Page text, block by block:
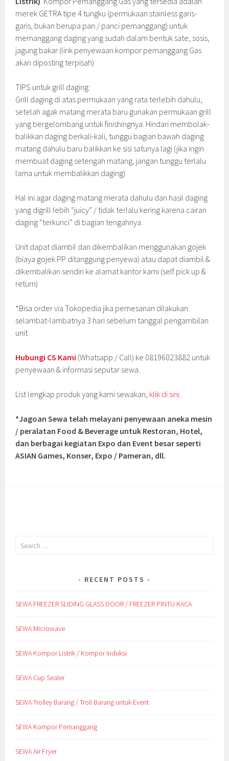
merek GETRA tipe 4 tungku (permukaan stainless garis-
garis, bukan berupa pan / panci pemanggang) untuk
memanggang daging yang sudah dalam bentuk sate, sosis,
jagung bakar (link penyewaan kompor pemanggang Gas
akan diposting terpisah)
TIPS untuk grill daging:
Grill daging di atas permukaan yang rata terlebih dahulu,
setelah agak matang merata baru gunakan permukaan grill
yang bergelombang untuk finishingnya. Hindari membolak-
balikkan daging berkali-kali, tunggu bagian bawah daging
matang dahulu baru balikkan ke sisi satunya lagi (jika ingin
membuat daging setengah matang, jangan tunggu terlalu
lama untuk membalikkan daging)
Hal ini agar daging matang merata dahulu dan hasil daging
yang digrill lebih “juicy” / tidak terlalu kering karena cairan
daging “terkunci” di bagian tengahnya.
Unit dapat diambil dan dikembalikan menggunakan gojek
(biaya gojek PP ditanggung penyewa) atau dapat diambil &
dikembalikan sendiri ke alamat kantor kami (self pick up &
return)
*Bisa order via Tokopedia jika pemesanan dilakukan
selambat-lambatnya 3 hari sebelum tanggal pengambilan
unit
Hubungi CS Kami (Whatsapp / Call) ke 08196023882 untuk
penyewaan & informasi seputar sewa.
List lengkap produk yang kami sewakan, klik di sini.
*Jagoan Sewa telah melayani penyewaan aneka mesin
/ peralatan Food & Beverage untuk Restoran, Hotel,
dan berbagai kegiatan Expo dan Event besar seperti
ASIAN Games, Konser, Expo / Pameran, dll.
Search
RECENT POSTS
SEWA FREEZER SLIDING GLASS DOOR / FREEZER PINTU KACA
SEWA Microwave
SEWA Kompor Listrik / Kompor Induksi
SEWA Cup Sealer
SEWA Trolley Barang / Troli Barang untuk Event
SEWA Kompor Pemanggang
SEWA Air Fryer